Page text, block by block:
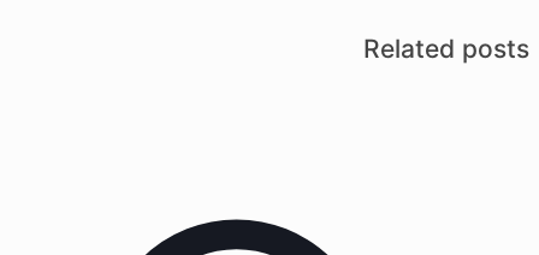
Related posts